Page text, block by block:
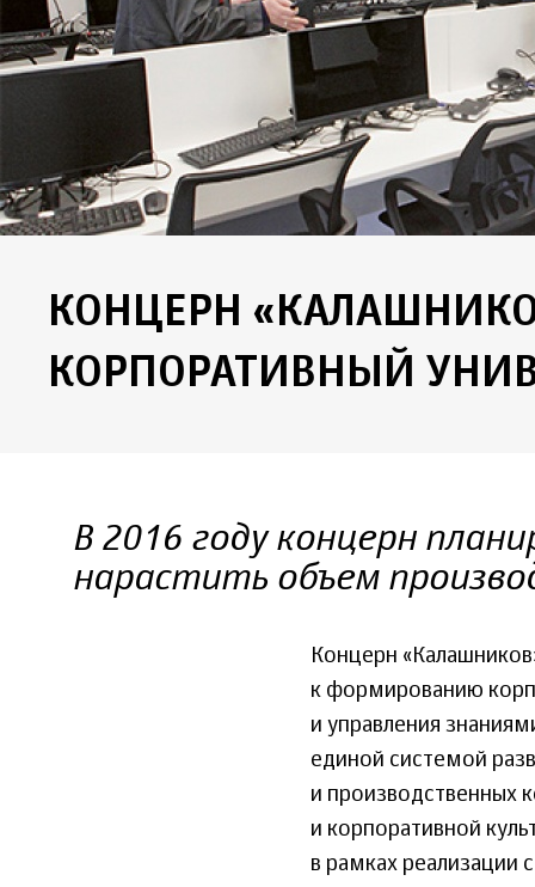
КОНЦЕРН
КОРПОРАТИВНЫЙ
В 2016 году концерн
нарастить объем
Концерн
к формированию
и управления
единой системой
и производственных
и корпоративной
в рамках реализации